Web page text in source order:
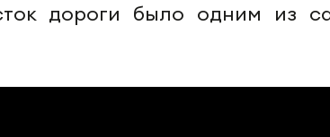
дороги было одним из